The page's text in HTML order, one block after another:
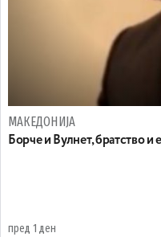
МАКЕДОНИЈА
Борче и Вулнет, братство и
пред 1 ден